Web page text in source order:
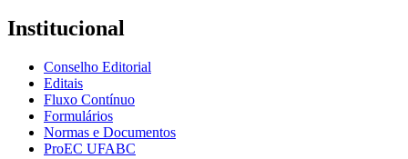
Institucional
Conselho Editorial
Editais
Fluxo Contínuo
Formulários
Normas e Documentos
ProEC UFABC